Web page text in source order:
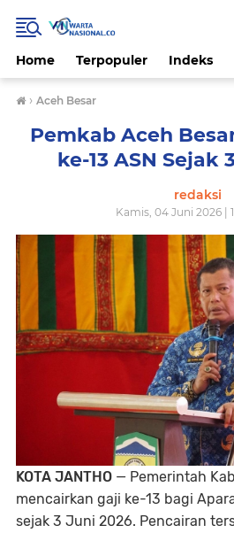
Home Terpopuler Indeks
› Aceh Besar
Pemkab Aceh
ke-13 ASN Sejak
redaksi
Kamis, 04 Juni 2026 |
KOTA JANTHO — Pemerintah
mencairkan gaji ke-13 bagi
sejak 3 Juni 2026. Pencairan